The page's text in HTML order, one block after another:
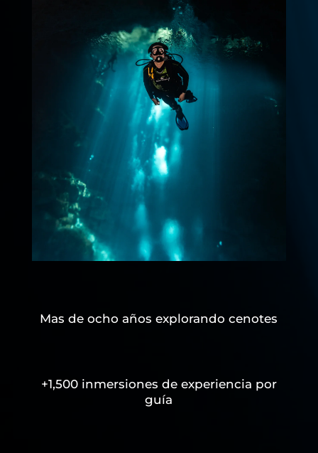
Mas de ocho años explorando cenotes
+1,500 inmersiones de experiencia por
guía